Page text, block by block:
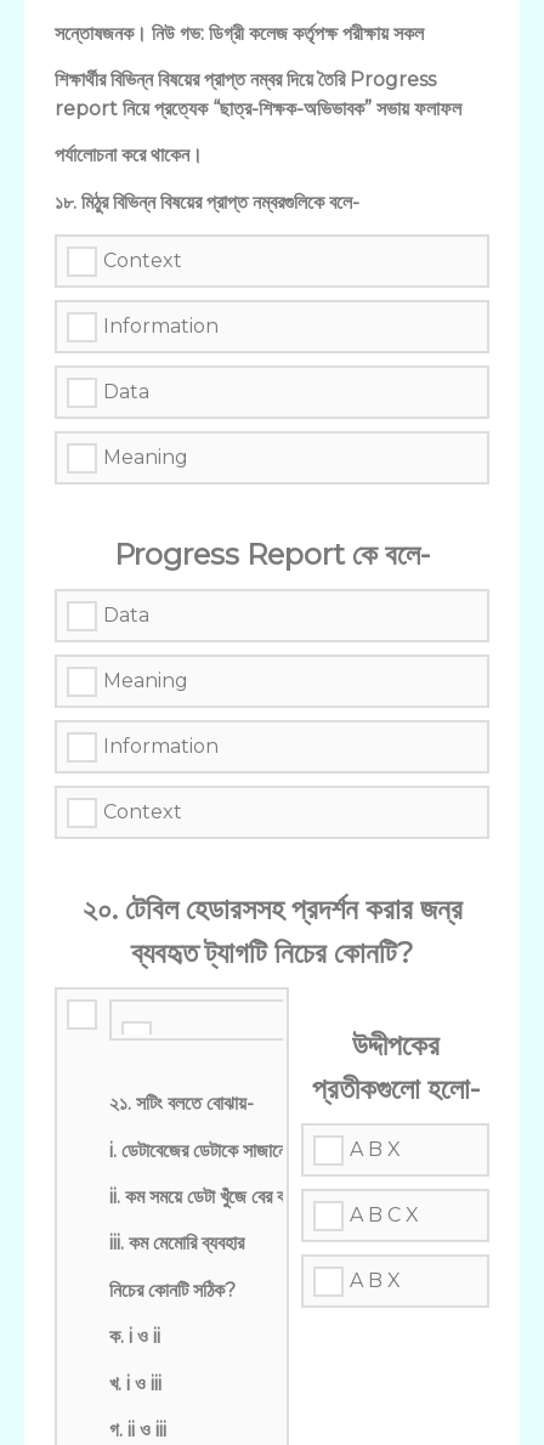
সন্তোষজনক। নিউ গভ: ডিগ্রী কলেজ কর্তৃপক্ষ পরীক্ষায় সকল
শিক্ষার্থীর বিভিন্ন বিষয়ের প্রাপ্ত নম্বর দিয়ে তৈরি Progress
report নিয়ে প্রত্যেক “ছাত্র-শিক্ষক-অভিভাবক” সভায় ফলাফল
পর্যালোচনা করে থাকেন।
১৮. মিঠুর বিভিন্ন বিষয়ের প্রাপ্ত নম্বরগুলিকে বলে-
Context
Information
Data
Meaning
Progress Report কে বলে-
Data
Meaning
Information
Context
২০. টেবিল হেডারসসহ প্রদর্শন করার জন্র
ব্যবহৃত ট্যাগটি নিচের কোনটি?
২১. সটিং বলতে বোঝায়-
i. ডেটাবেজের ডেটাকে সাজানো
ii. কম সময়ে ডেটা খুঁজে বের করা
iii. কম মেমোরি ব্যবহার
নিচের কোনটি সঠিক?
ক. i ও ii
খ. i ও iii
গ. ii ও iii
উদ্দীপকের
প্রতীকগুলো হলো-
A B X
A B C X
A B X